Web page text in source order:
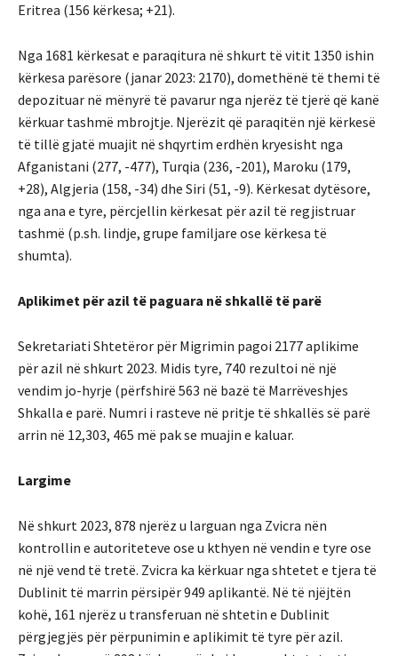
Eritrea (156 kërkesa; +21).
Nga 1681 kërkesat e paraqitura në shkurt të vitit 1350 ishin
kërkesa parësore (janar 2023: 2170), domethënë të themi të
depozituar në mënyrë të pavarur nga njerëz të tjerë që kanë
kërkuar tashmë mbrojtje. Njerëzit që paraqitën një kërkesë
të tillë gjatë muajit në shqyrtim erdhën kryesisht nga
Afganistani (277, -477), Turqia (236, -201), Maroku (179,
+28), Algjeria (158, -34) dhe Siri (51, -9). Kërkesat dytësore,
nga ana e tyre, përcjellin kërkesat për azil të regjistruar
tashmë (p.sh. lindje, grupe familjare ose kërkesa të
shumta).
Aplikimet për azil të paguara në shkallë të parë
Sekretariati Shtetëror për Migrimin pagoi 2177 aplikime
për azil në shkurt 2023. Midis tyre, 740 rezultoi në një
vendim jo-hyrje (përfshirë 563 në bazë të Marrëveshjes
Shkalla e parë. Numri i rasteve në pritje të shkallës së parë
arrin në 12,303, 465 më pak se muajin e kaluar.
Largime
Në shkurt 2023, 878 njerëz u larguan nga Zvicra nën
kontrollin e autoriteteve ose u kthyen në vendin e tyre ose
në një vend të tretë. Zvicra ka kërkuar nga shtetet e tjera të
Dublinit të marrin përsipër 949 aplikantë. Në të njëjtën
kohë, 161 njerëz u transferuan në shtetin e Dublinit
përgjegjës për përpunimin e aplikimit të tyre për azil.